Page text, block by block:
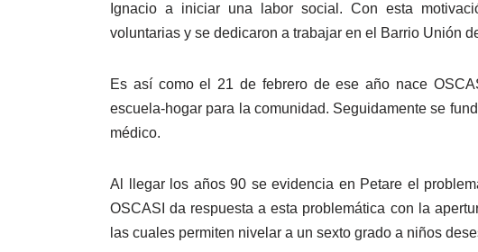
Ignacio a iniciar una labor social. Con esta
voluntarias y se dedicaron a trabajar en el Barrio Unión
Es así como el 21 de febrero de ese año nace
escuela-hogar para la comunidad. Seguidamente se
médico.
Al llegar los años 90 se evidencia en Petare el
OSCASI da respuesta a esta problemática con la
las cuales permiten nivelar a un sexto grado a niños